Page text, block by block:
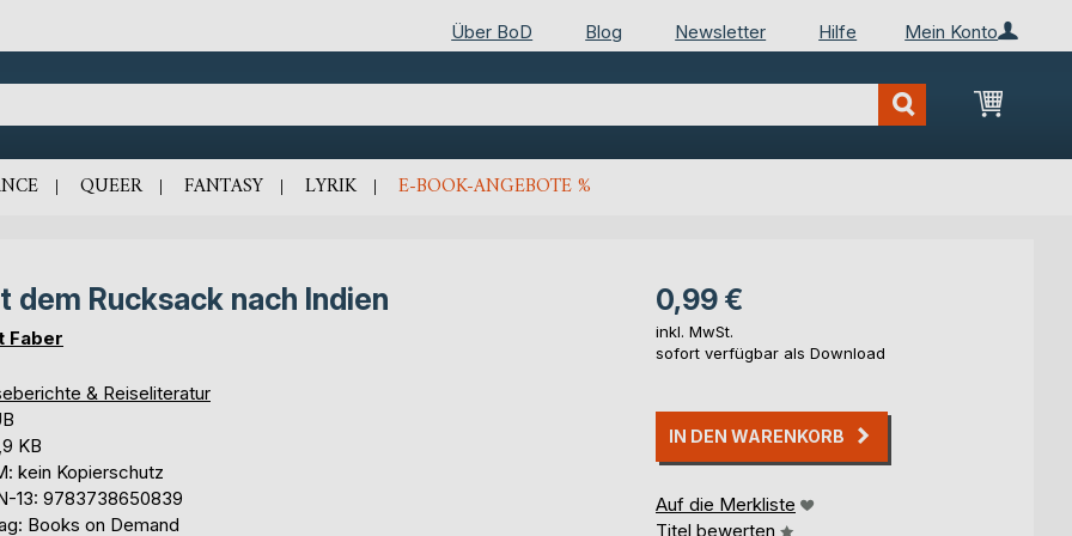
Mein Konto
Über BoD Blog Newsletter Hilfe
Mein
QUEER FANTASY LYRIK E-BOOK-ANGEBOTE %
dem Rucksack nach Indien
Faber
& Reiseliteratur
KB
kein Kopierschutz
13: 9783738650839
Books on Demand
0,99 €
inkl. MwSt.
sofort verfügbar als Download
IN DEN WARENKORB
Auf die Merkliste
Titel bewerten